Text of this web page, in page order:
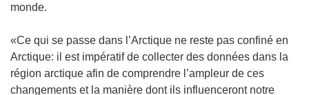
monde.
«Ce qui se passe dans l’Arctique ne reste pas confiné en
Arctique: il est impératif de collecter des données dans la
région arctique afin de comprendre l’ampleur de ces
changements et la manière dont ils influenceront notre